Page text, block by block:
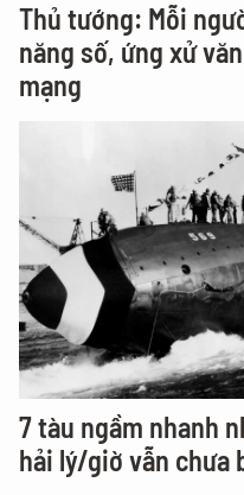
Thủ tướng: Mỗi
năng số, ứng xử
mạng
7 tàu ngầm nhanh
hải lý/giờ vẫn chưa